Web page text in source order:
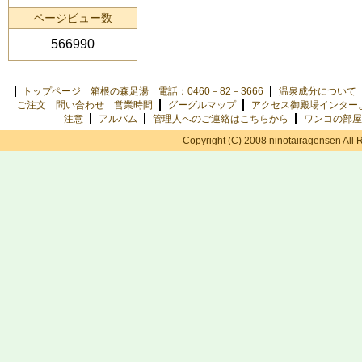
ページビュー数
566990
トップページ 箱根の森足湯 電話：0460－82－3666
温泉成分について
ご注文 問い合わせ 営業時間
グーグルマップ
アクセス御殿場インター
注意
アルバム 管理人へのご連絡はこちらから
ワンコの部屋
Copyright (C) 2008 ninotairagensen All